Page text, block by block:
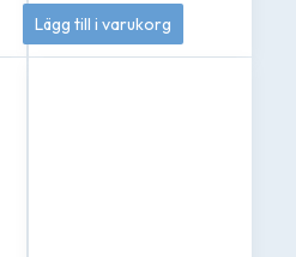
1 295kr
Lägg till i varukorg